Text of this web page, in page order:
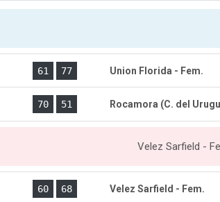
61 77 Union Florida - Fem.
70 51 Rocamora (C. del
Velez Sarfield -
60 68 Velez Sarfield - Fem.